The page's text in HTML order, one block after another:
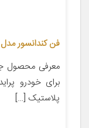
فن کندانسور مدل 86 کد 11090 مناسب برای پراید
پلاستیک […]